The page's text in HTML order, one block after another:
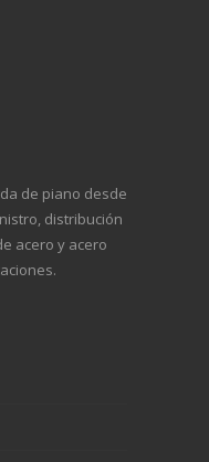
de piano desde
distribución
acero y acero